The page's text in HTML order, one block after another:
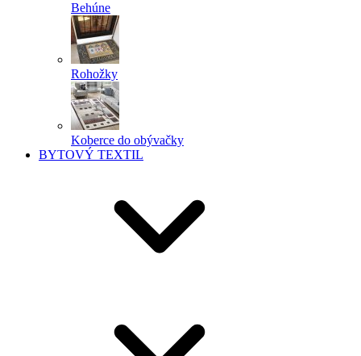
Behúne
Rohožky
Koberce do obývačky
BYTOVÝ TEXTIL